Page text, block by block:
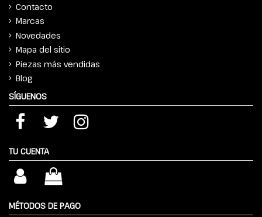
Contacto
Marcas
Novedades
Mapa del sitio
Piezas más vendidas
Blog
SÍGUENOS
TU CUENTA
MÉTODOS DE PAGO